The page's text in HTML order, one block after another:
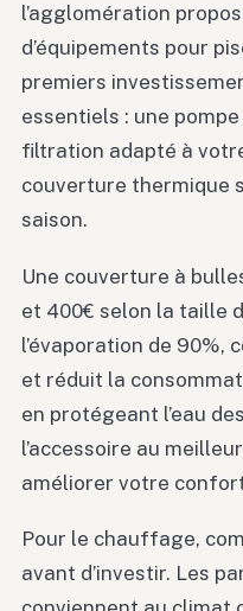
l’agglomération
d’équipements pour
premiers
essentiels : une
filtration adapté à
couverture thermique
saison.
Une couverture à
et 400€ selon la taille
l’évaporation de 90%,
et réduit la
en protégeant l’eau
l’accessoire au
améliorer votre
Pour le chauffage,
avant d’investir. Les